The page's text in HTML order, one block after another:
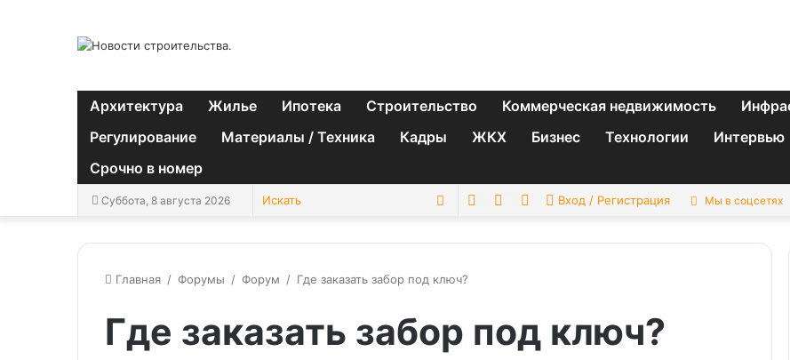
Архитектура Жилье Ипотека Строительство Коммерческая недвижимость
Регулирование
Материалы / Техника Кадры ЖКХ Бизнес Технологии Интервью
Срочно в номер
Суббота, 8 августа 2026 Искать SwitchSidebarСлучайная
Вход / Регистрация Мы в соцсетях
Главная / Форумы / Форум / Где заказать забор под ключ?
Где заказать забор под ключ?